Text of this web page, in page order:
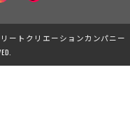
ートクリエーションカンパニー